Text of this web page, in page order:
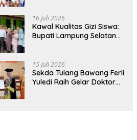
Terintegrasi Pertama di
Lampung
16 Juli 2026
Kawal Kualitas Gizi Siswa:
Bupati Lampung Selatan
Bergizi Gratis di Natar
15 Juli 2026
Sekda Tulang Bawang Ferli
Yuledi Raih Gelar Doktor